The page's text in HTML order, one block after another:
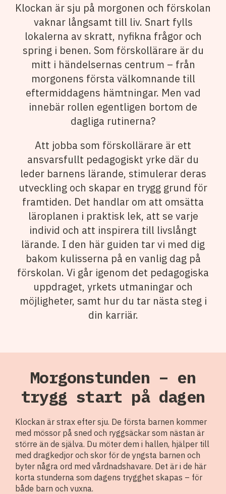
Klockan är sju på morgonen och förskolan
vaknar långsamt till liv. Snart fylls
lokalerna av skratt, nyfikna frågor och
spring i benen. Som förskollärare är du
mitt i händelsernas centrum – från
morgonens första välkomnande till
eftermiddagens hämtningar. Men vad
innebär rollen egentligen bortom de
dagliga rutinerna?
Att jobba som förskollärare är ett
ansvarsfullt pedagogiskt yrke där du
leder barnens lärande, stimulerar deras
utveckling och skapar en trygg grund för
framtiden. Det handlar om att omsätta
läroplanen i praktisk lek, att se varje
individ och att inspirera till livslångt
lärande. I den här guiden tar vi med dig
bakom kulisserna på en vanlig dag på
förskolan. Vi går igenom det pedagogiska
uppdraget, yrkets utmaningar och
möjligheter, samt hur du tar nästa steg i
din karriär.
Morgonstunden – en
trygg start på dagen
Klockan är strax efter sju. De första barnen kommer
med mössor på sned och ryggsäckar som nästan är
större än de själva. Du möter dem i hallen, hjälper till
med dragkedjor och skor för de yngsta barnen och
byter några ord med vårdnadshavare. Det är i de här
korta stunderna som dagens trygghet skapas – för
både barn och vuxna.